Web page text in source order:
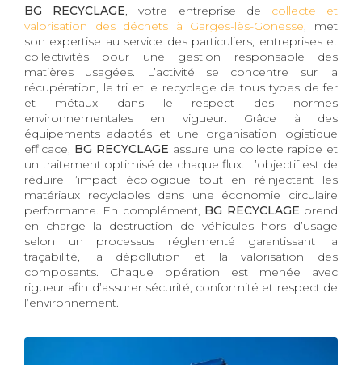
BG RECYCLAGE, votre entreprise de collecte et
valorisation des déchets à Garges-lès-Gonesse, met
son expertise au service des particuliers, entreprises et
collectivités pour une gestion responsable des
matières usagées. L’activité se concentre sur la
récupération, le tri et le recyclage de tous types de fer
et métaux dans le respect des normes
environnementales en vigueur. Grâce à des
équipements adaptés et une organisation logistique
efficace, BG RECYCLAGE assure une collecte rapide et
un traitement optimisé de chaque flux. L’objectif est de
réduire l’impact écologique tout en réinjectant les
matériaux recyclables dans une économie circulaire
performante. En complément, BG RECYCLAGE prend
en charge la destruction de véhicules hors d’usage
selon un processus réglementé garantissant la
traçabilité, la dépollution et la valorisation des
composants. Chaque opération est menée avec
rigueur afin d’assurer sécurité, conformité et respect de
l’environnement.